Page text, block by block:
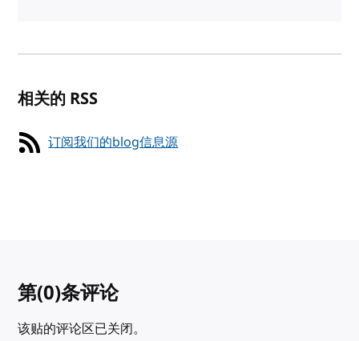
相关的 RSS
订阅我们的blog信息源
第(0)条评论
该贴的评论区已关闭。